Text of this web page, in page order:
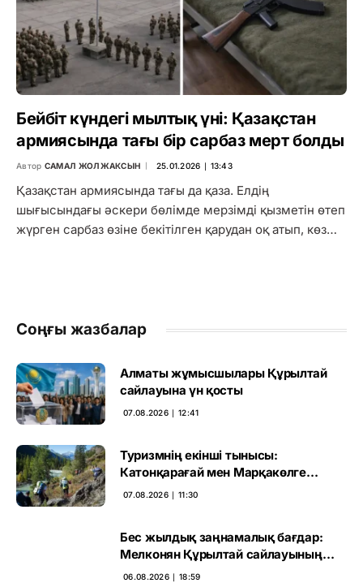
Бейбіт күндегі мылтық үні: Қазақстан
армиясында тағы бір сарбаз мерт болды
Автор САМАЛ ЖОЛЖАКСЫН 25.01.2026 ∣ 13:43
Қазақстан армиясында тағы да қаза. Елдің
шығысындағы әскери бөлімде мерзімді қызметін өтеп
жүрген сарбаз өзіне бекітілген қарудан оқ атып, көз…
Соңғы жазбалар
Алматы жұмысшылары Құрылтай
сайлауына үн қосты
07.08.2026 ∣ 12:41
Туризмнің екінші тынысы:
Катонқарағай мен Марқакөлге
инвестиция не береді
07.08.2026 ∣ 11:30
Бес жылдық заңнамалық бағдар:
Мелконян Құрылтай сайлауының
маңызын бағалады
06.08.2026 ∣ 18:59